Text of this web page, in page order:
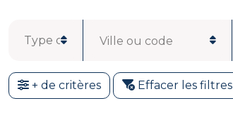
Ville ou code
+ de critères Effacer les filtres